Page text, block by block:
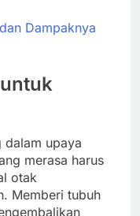
Dampaknya
dalam upaya
merasa harus
otak
Memberi tubuh